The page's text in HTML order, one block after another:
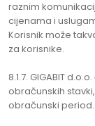
raznim
cijenama i
Korisnik može
za korisnike.
8.1.7. GIGABIT
obračunskih
obračunski period.